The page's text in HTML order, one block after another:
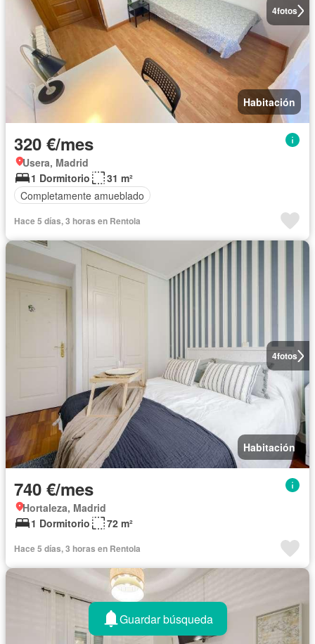
4fotos
Habitación
320 €/mes
Usera, Madrid
1 Dormitorio
31 m²
Completamente amueblado
Hace 5 días, 3 horas en Rentola
4fotos
Habitación
740 €/mes
Hortaleza, Madrid
1 Dormitorio
72 m²
Hace 5 días, 3 horas en Rentola
Guardar búsqueda